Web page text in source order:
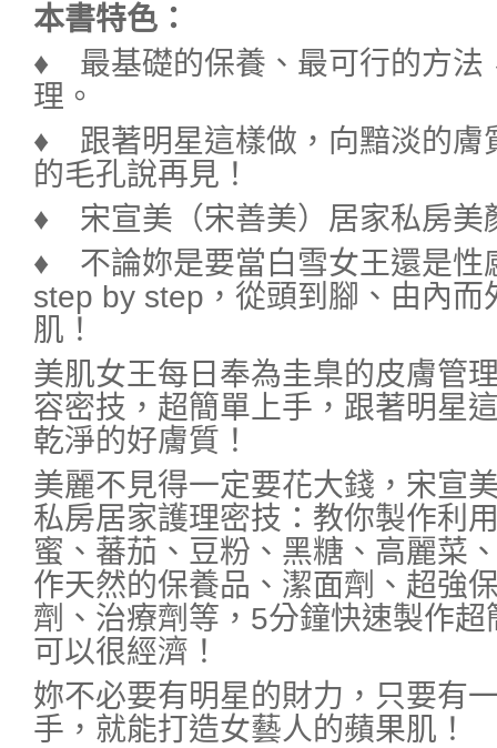
本書特色：
♦ 最基礎的保養、最可行的方法
理。
♦ 跟著明星這樣做，向黯淡的膚
的毛孔說再見！
♦ 宋宣美（宋善美）居家私房美
♦ 不論妳是要當白雪女王還是性
step by step，從頭到腳、由內而
肌！
美肌女王每日奉為圭臬的皮膚管
容密技，超簡單上手，跟著明星
乾淨的好膚質！
美麗不見得一定要花大錢，宋宣
私房居家護理密技：教你製作利
蜜、蕃茄、豆粉、黑糖、高麗菜
作天然的保養品、潔面劑、超強
劑、治療劑等，5分鐘快速製作
可以很經濟！
妳不必要有明星的財力，只要有
手，就能打造女藝人的蘋果肌！